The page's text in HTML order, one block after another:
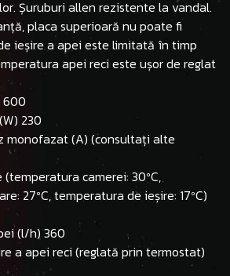
Șuruburi allen rezistente la vandal.
placa superioară nu poate fi
ieșire a apei este limitată în timp
apei reci este ușor de reglat
600
230
monofazat (A) (consultați alte
camerei: 30ºC,
27ºC, temperatura de ieșire: 17ºC)
(l/h) 360
a apei reci (reglată prin termostat)